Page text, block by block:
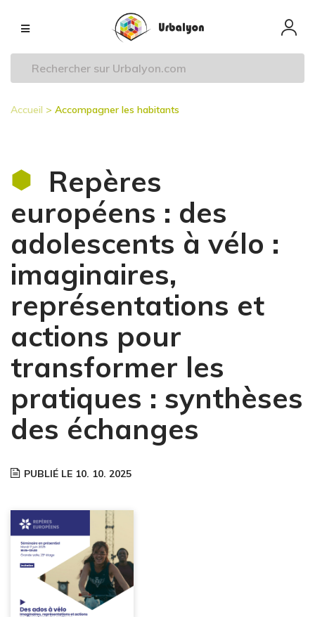
principal
Navigation
principale
Accueil Accompagner les habitants
Repères
européens : des
adolescents à vélo :
imaginaires,
représentations et
actions pour
transformer les
pratiques : synthèses
des échanges
PUBLIÉ LE 10. 10. 2025